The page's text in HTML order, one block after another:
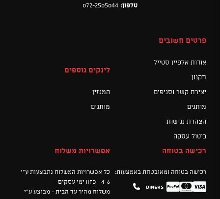
טלפון: 072-2505044
פרטים חשובים
אודות אלפיין סטייל
תקנון
יצירת קשר וסניפים
מותגים
הצהרת נגישות
ביטול עסקה
לינקים נוספים
המגזין
מותגים
רכישה בטוחה
רכישה בטוחה ומאובטחת באמצעות:
Visa
Mastercard
PayPal
Diners
אפשרויות משלוח
כל אפשרויות המשלוח נתבצעות ע"י
HFD - 4-6 ימי עסקים
משלוח מהיר עד הבית - מבוצע ע"י